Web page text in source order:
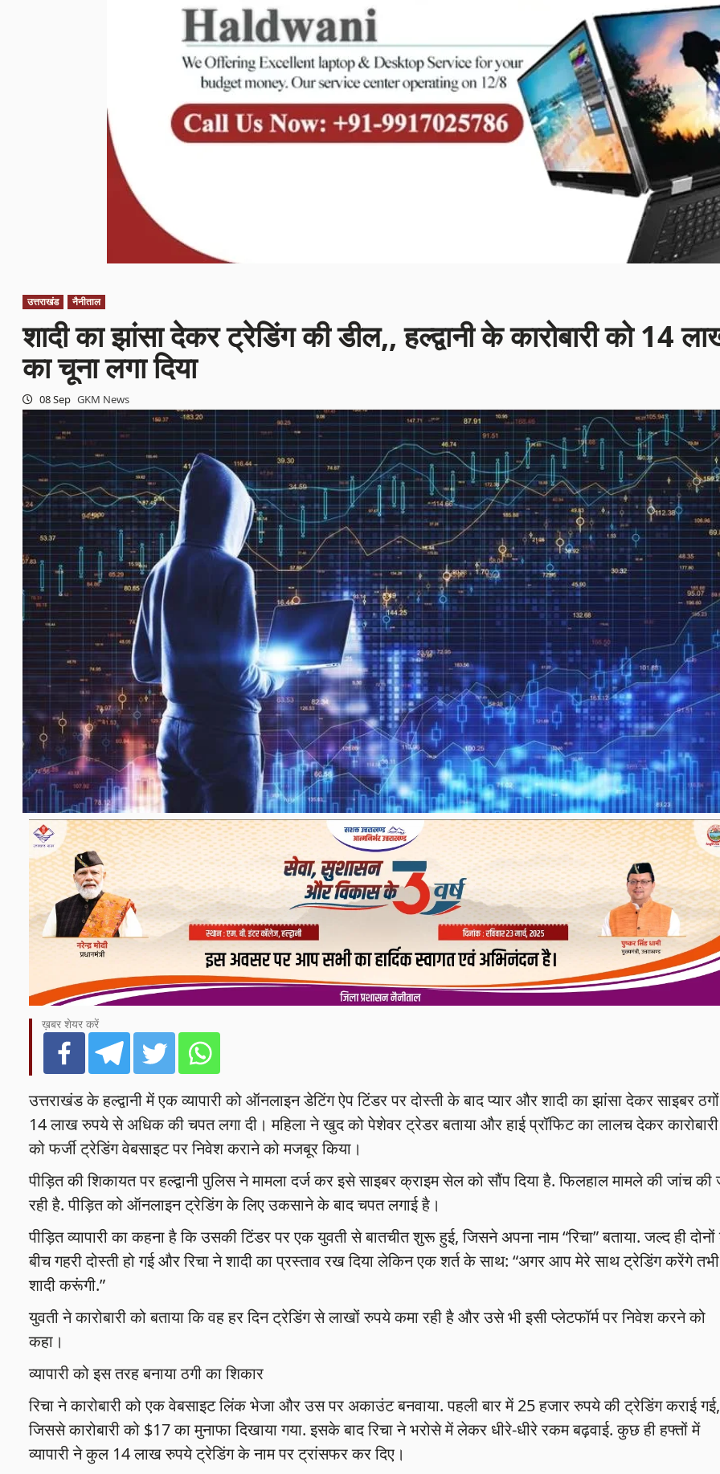
उत्तराखंड नैनीताल
शादी का झांसा देकर ट्रेडिंग की डील,, हल्द्वानी के कारोबारी को 14
का चूना लगा दिया
08 Sep GKM News
ख़बर शेयर करें
उत्तराखंड के हल्द्वानी में एक व्यापारी को ऑनलाइन डेटिंग ऐप टिंडर पर दोस्ती के बाद प्यार और शादी का झांसा देकर साइबर
14 लाख रुपये से अधिक की चपत लगा दी। महिला ने खुद को पेशेवर ट्रेडर बताया और हाई प्रॉफिट का लालच देकर कारोबारी
को फर्जी ट्रेडिंग वेबसाइट पर निवेश कराने को मजबूर किया।
पीड़ित की शिकायत पर हल्द्वानी पुलिस ने मामला दर्ज कर इसे साइबर क्राइम सेल को सौंप दिया है. फिलहाल मामले की जांच की
रही है. पीड़ित को ऑनलाइन ट्रेडिंग के लिए उकसाने के बाद चपत लगाई है।
पीड़ित व्यापारी का कहना है कि उसकी टिंडर पर एक युवती से बातचीत शुरू हुई, जिसने अपना नाम “रिचा” बताया. जल्द ही
बीच गहरी दोस्ती हो गई और रिचा ने शादी का प्रस्ताव रख दिया लेकिन एक शर्त के साथ: “अगर आप मेरे साथ ट्रेडिंग करेंगे
शादी करूंगी.”
युवती ने कारोबारी को बताया कि वह हर दिन ट्रेडिंग से लाखों रुपये कमा रही है और उसे भी इसी प्लेटफॉर्म पर निवेश करने को
कहा।
व्यापारी को इस तरह बनाया ठगी का शिकार
रिचा ने कारोबारी को एक वेबसाइट लिंक भेजा और उस पर अकाउंट बनवाया. पहली बार में 25 हजार रुपये की ट्रेडिंग कराई गई,
जिससे कारोबारी को $17 का मुनाफा दिखाया गया. इसके बाद रिचा ने भरोसे में लेकर धीरे-धीरे रकम बढ़वाई. कुछ ही हफ्तों में
व्यापारी ने कुल 14 लाख रुपये ट्रेडिंग के नाम पर ट्रांसफर कर दिए।